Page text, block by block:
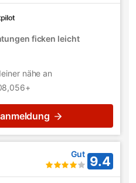
ficken leicht
nähe an
Gut 9.4